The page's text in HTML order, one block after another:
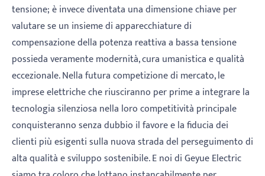
tensione; è invece diventata una dimensione chiave per
valutare se un insieme di apparecchiature di
compensazione della potenza reattiva a bassa tensione
possieda veramente modernità, cura umanistica e qualità
eccezionale. Nella futura competizione di mercato, le
imprese elettriche che riusciranno per prime a integrare la
tecnologia silenziosa nella loro competitività principale
conquisteranno senza dubbio il favore e la fiducia dei
clienti più esigenti sulla nuova strada del perseguimento di
alta qualità e sviluppo sostenibile. E noi di Geyue Electric